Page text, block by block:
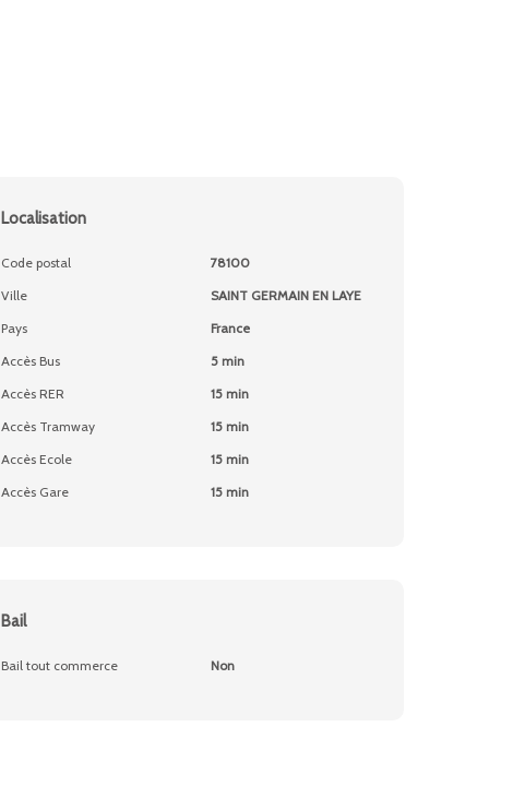
Localisation
Code postal
78100
Ville
SAINT GERMAIN EN LAYE
Pays
France
Accès Bus
5 min
Accès RER
15 min
Accès Tramway
15 min
Accès Ecole
15 min
Accès Gare
15 min
Bail
Bail tout commerce Non